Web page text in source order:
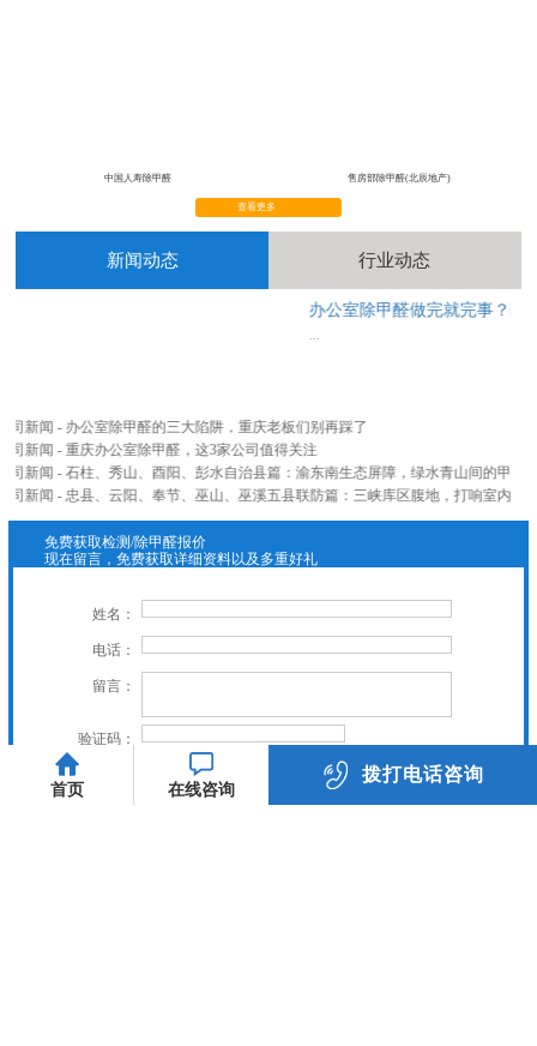
中国人寿除甲醛 售房部除甲醛(北辰地产)
查看更多
新闻动态 行业动态
办公室除甲醛做完就完事？
公司新闻 - 办公室除甲醛的三大陷阱，重庆老板们别再踩了
公司新闻 - 重庆办公室除甲醛，这3家公司值得关注
公司新闻 - 石柱、秀山、酉阳、彭水自治县篇：渝东南生态屏障，绿水青山间的
免费获取检测/除甲醛报价
现在留言，免费获取详细资料以及多重好礼
姓名：
电话：
留言：
验证码：
立即提交
首页 在线咨询
拨打电话咨询